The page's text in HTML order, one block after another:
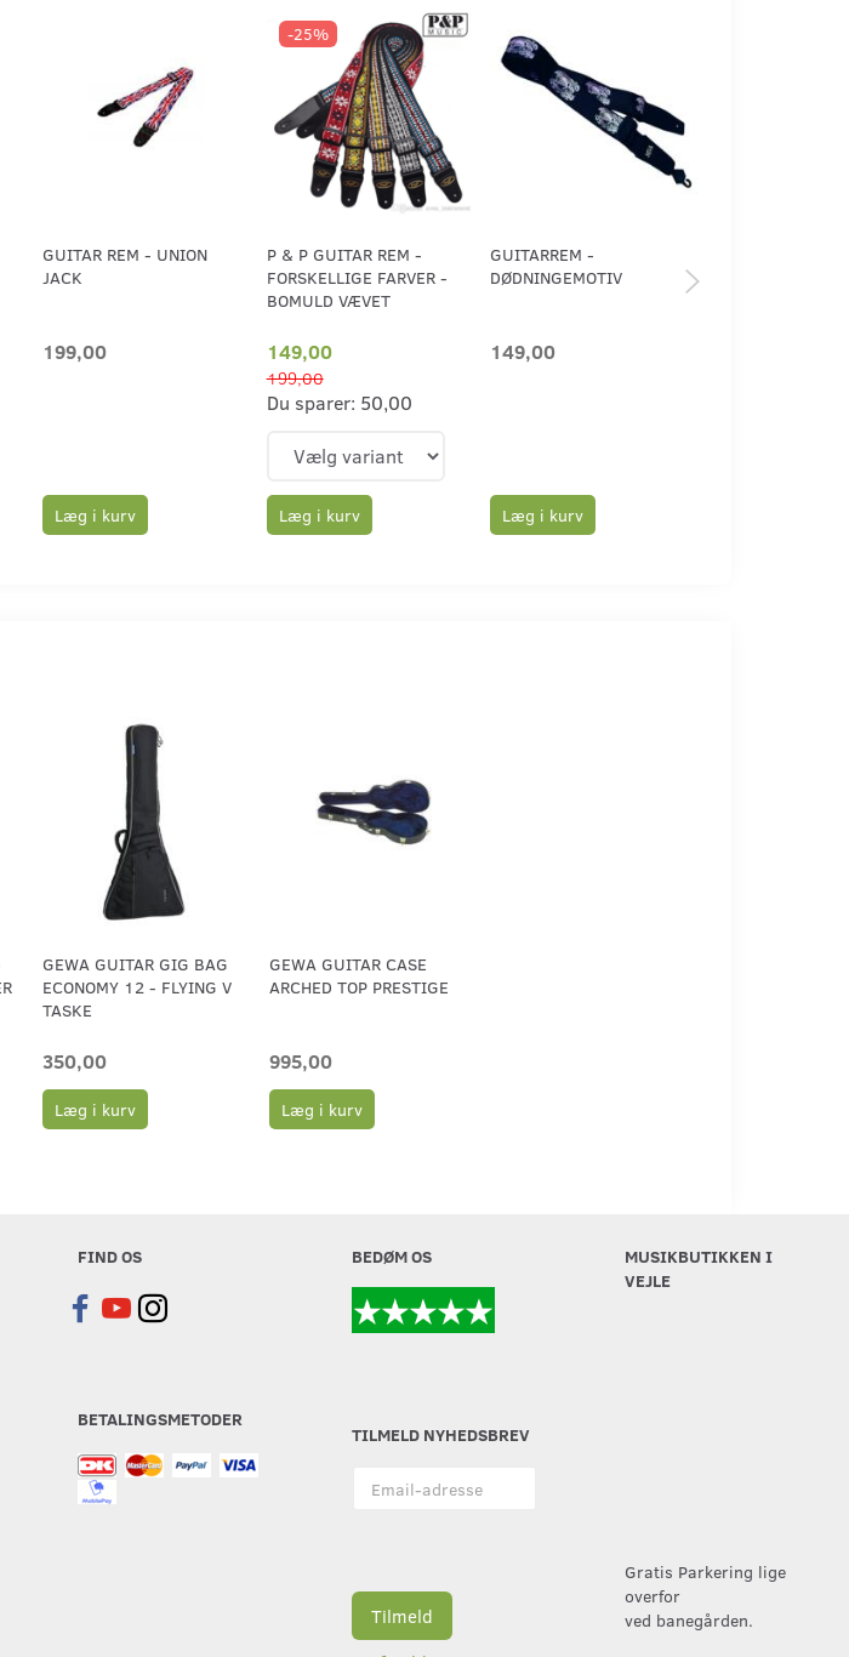
GUITAR REM - UNION
JACK
199,00
Læg i kurv
-25%
P & P GUITAR REM -
FORSKELLIGE FARVER -
BOMULD VÆVET
149,00
199,00
Du sparer: 50,00
Læg i kurv
GUITARREM -
DØDNINGEMOTIV
149,00
Læg i kurv
GEWA GUITAR GIG BAG
ECONOMY 12 - FLYING V
TASKE
350,00
Læg i kurv
GEWA GUITAR CASE
ARCHED TOP PRESTIGE
995,00
Læg i kurv
FIND OS
BETALINGSMETODER
BEDØM OS
TILMELD NYHEDSBREV
adresse
Tilmeld
MUSIKBUTIKKEN I
VEJLE
Gratis Parkering lige
overfor
ved banegården.